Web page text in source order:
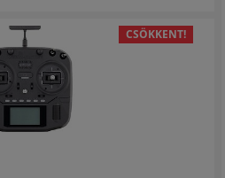
CSÖKKENT!